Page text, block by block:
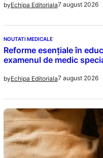
byEchipa Editoriala7 august 2026
NOUTATI MEDICALE
Reforme esențiale în
examenul de medic
byEchipa Editoriala7 august 2026